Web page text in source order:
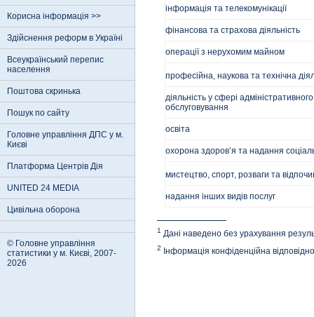
Корисна інформація >>
Здійснення реформ в Україні
Всеукраїнський перепис
населення
Поштова скринька
Пошук по сайту
Головне управління ДПС у м.
Києві
Платформа Центрів Дія
UNITED 24 MEDIA
Цивільна оборона
© Головне управління
статистики у м. Києві, 2007-
2026
інформація та телекомунікації
фінансова та страхова діяльність
операції з нерухомим майном
професійна, наукова та технічна
діяльність у сфері
обслуговування
освіта
охорона здоров’я та надання
мистецтво, спорт, розваги та
надання інших видів послуг
1 Дані наведено без урахування
2 Інформація конфіденційна